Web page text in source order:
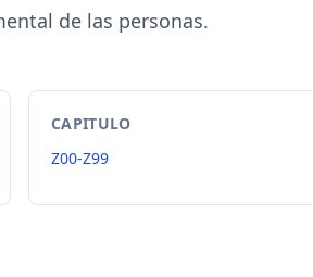
de las personas.
CAPITULO
Z00-Z99